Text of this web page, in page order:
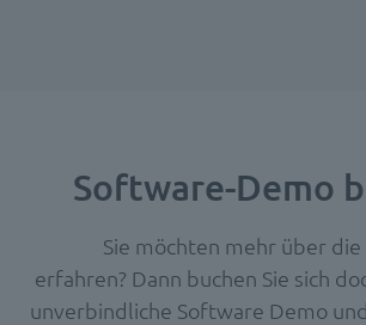
Software-Demo
Sie möchten mehr über die
erfahren? Dann buchen Sie sich
unverbindliche Software Demo